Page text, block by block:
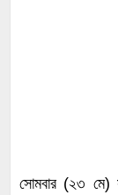
সোমবার (২৩ মে)